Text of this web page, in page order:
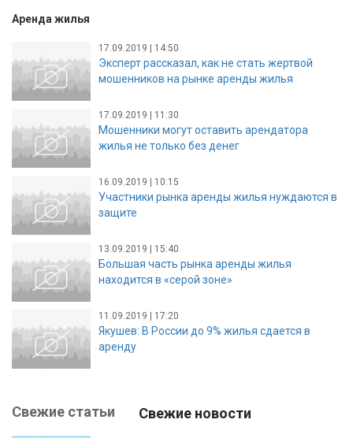
Аренда жилья
17.09.2019 | 14:50
Эксперт рассказал, как не стать жертвой
мошенников на рынке аренды жилья
17.09.2019 | 11:30
Мошенники могут оставить арендатора
жилья не только без денег
16.09.2019 | 10:15
Участники рынка аренды жилья нуждаются в
защите
13.09.2019 | 15:40
Большая часть рынка аренды жилья
находится в «серой зоне»
11.09.2019 | 17:20
Якушев: В России до 9% жилья сдается в
аренду
Свежие статьи Свежие новости